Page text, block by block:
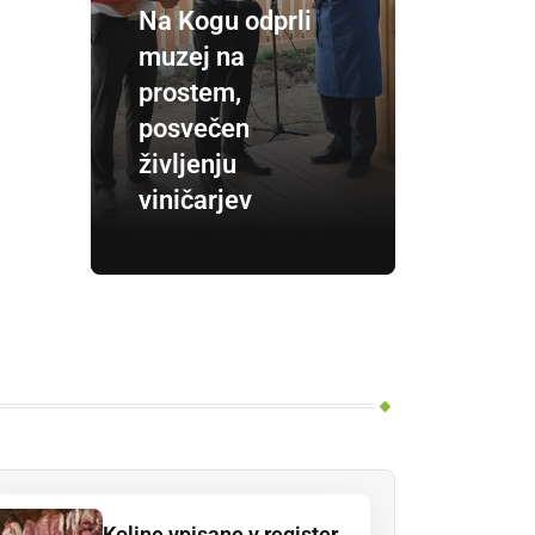
Na Kogu odprli
muzej na
prostem,
posvečen
življenju
viničarjev